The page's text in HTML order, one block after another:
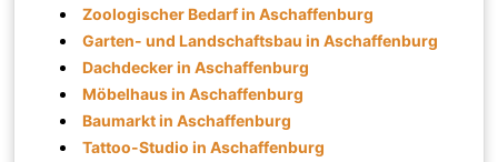
Zoologischer Bedarf in Aschaffenburg
Garten- und Landschaftsbau in Aschaffenburg
Dachdecker in Aschaffenburg
Möbelhaus in Aschaffenburg
Baumarkt in Aschaffenburg
Tattoo-Studio in Aschaffenburg